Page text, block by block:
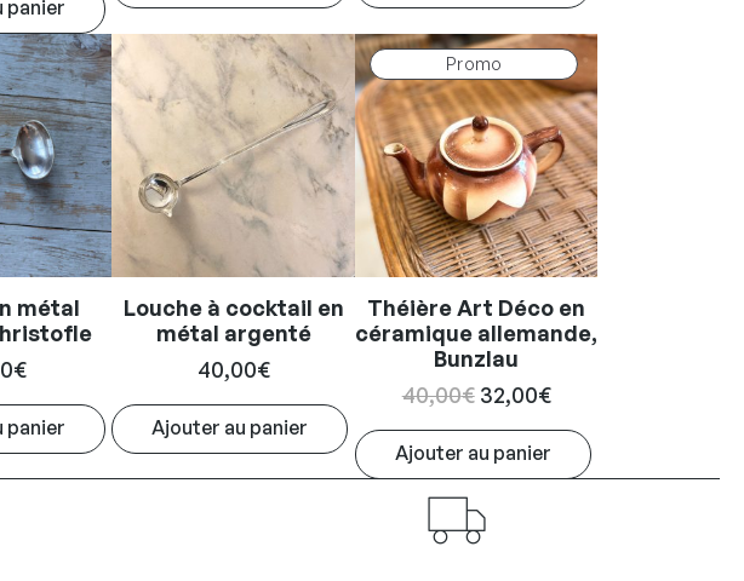
panier
métal
€
panier
Louche à cocktail en
métal argenté
40,00€
Ajouter au panier
Promo
en
promotion
Théière Art Déco en
céramique allemande,
Bunzlau
40,00€ Le
prix
initial
40,00€.
32,00€Le
prix
actuel
Ajouter au panier